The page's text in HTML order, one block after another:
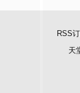
RSS
天